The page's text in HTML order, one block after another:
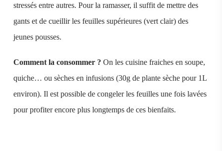
stressés entre autres. Pour la ramasser, il suffit de mettre des
gants et de cueillir les feuilles supérieures (vert clair) des
jeunes pousses.
Comment la consommer ? On les cuisine fraiches en soupe,
quiche… ou sèches en infusions (30g de plante sèche pour 1L
environ). Il est possible de congeler les feuilles une fois lavées
pour profiter encore plus longtemps de ces bienfaits.